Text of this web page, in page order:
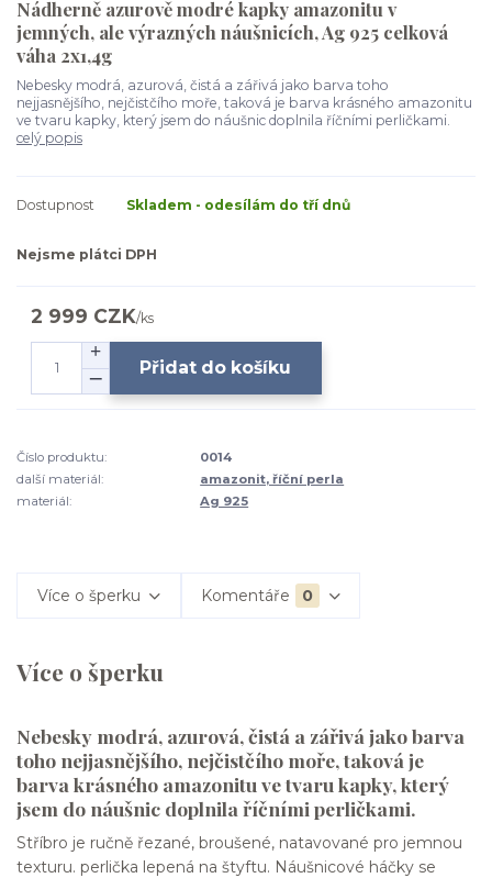
Nádherně azurově modré kapky amazonitu v
jemných, ale výrazných náušnicích, Ag 925 celková
váha 2x1,4g
Nebesky modrá, azurová, čistá a zářivá jako barva toho
nejjasnějšího, nejčistčího moře, taková je barva krásného amazonitu
ve tvaru kapky, který jsem do náušnic doplnila říčními perličkami.
celý popis
Dostupnost Skladem - odesílám do tří dnů
Nejsme plátci DPH
2 999 CZK/ks
Přidat do košíku
Číslo produktu:
0014
další materiál:
amazonit, říční perla
materiál:
Ag 925
Více o šperku Komentáře 0
Více o šperku
Nebesky modrá, azurová, čistá a zářivá jako barva
toho nejjasnějšího, nejčistčího moře, taková je
barva krásného amazonitu ve tvaru kapky, který
jsem do náušnic doplnila říčními perličkami.
Stříbro je ručně řezané, broušené, natavované pro jemnou
texturu. perlička lepená na štyftu. Náušnicové háčky se